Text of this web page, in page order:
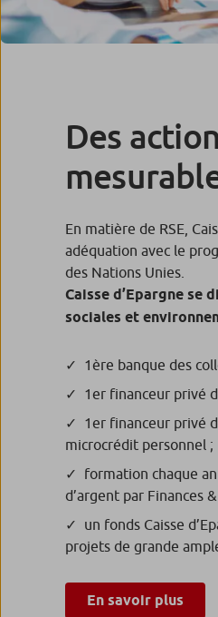
Des
En matière de RSE,
adéquation avec le
des Nations Unies.
Caisse d’Epargne se
sociales et
1ère banque des
1er financeur privé
1er financeur privé
microcrédit personnel ;
formation chaque
d’argent par Finances
un fonds Caisse
projets de grande
En savoir plus